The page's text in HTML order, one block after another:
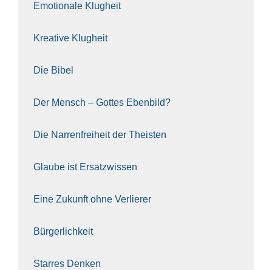
Emo­tio­na­le Klug­heit
Krea­ti­ve Klug­heit
Die Bibel
Der Mensch – Got­tes Eben­bild?
Die Nar­ren­frei­heit der The­is­ten
Glau­be ist Ersatz­wis­sen
Eine Zukunft ohne Ver­lie­rer
Bür­ger­lich­keit
Star­res Den­ken